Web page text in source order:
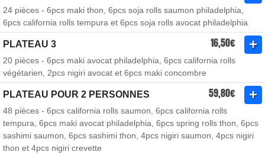
24 pièces - 6pcs maki thon, 6pcs soja rolls saumon philadelphia,
6pcs california rolls tempura et 6pcs soja rolls avocat philadelphia
PLATEAU 3 16,50€
20 pièces - 6pcs maki avocat philadelphia, 6pcs california rolls
végétarien, 2pcs nigiri avocat et 6pcs maki concombre
PLATEAU POUR 2 PERSONNES 59,80€
48 pièces - 6pcs california rolls saumon, 6pcs california rolls
tempura, 6pcs maki avocat philadelphia, 6pcs spring rolls thon, 6pcs
sashimi saumon, 6pcs sashimi thon, 4pcs nigiri saumon, 4pcs nigiri
thon et 4pcs nigiri crevette